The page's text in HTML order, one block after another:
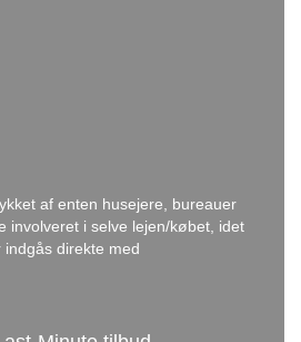
af enten husejere, bureauer
involveret i selve lejen/købet, idet
direkte med